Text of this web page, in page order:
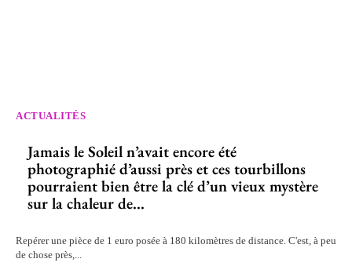
ACTUALITÉS
Jamais le Soleil n’avait encore été
photographié d’aussi près et ces tourbillons
pourraient bien être la clé d’un vieux mystère
sur la chaleur de...
Repérer une pièce de 1 euro posée à 180 kilomètres de distance. C'est, à peu
de chose près,...